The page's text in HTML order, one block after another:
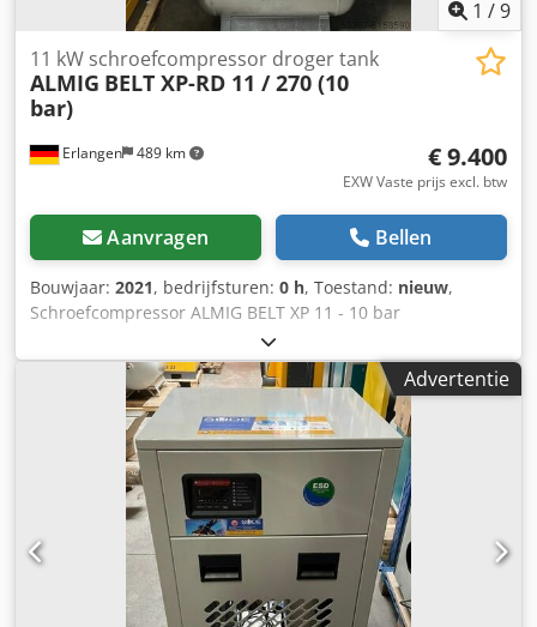
1 /9
Erlangen 489 km
11 kW schroefcompressor droger tank
ALMIG BELT XP-RD 11 / 270 (10
bar)
€ 9.400
EXW Vaste prijs excl. btw
Aanvragen Bellen
Bouwjaar: 2021, bedrijfsturen: 0 h, Toestand: nieuw,
Schroefcompressor ALMIG BELT XP 11 - 10 bar
(luchtgekoeld) inclusief droger Dksdpfxog N Ti Ts Anzjr
inclusief Ecodrain inclusief 2 Filters inclusief 270 liter
gegalvaniseerde tank Jaar 2021 / ONMIDDELLIJK
BESCHIKBAAR! Technische specificaties Type: RIEM 11 XP
270 RD Bedrijfsdruk: 10 bar (ue) Leveringshoeveelheid,
volgens ISO 1217 bijlage C: 1,49 m³ / min
Beschermingsgraad / isolatieklasse aandrijfmotor: IP 55 /
ISO F Nominaal vermogen aandrijfmotor: 11 kW
Bedrijfsspanning / frequentie: 400/50 V / Hz
Geluidsdrukniveau (DIN 45635 T.13): 67 dB (A) Lengte: 1320
mm Breedte: 695 mm Hoogte: 1898 mm Gewicht: 458 kg
Aansluiting perslucht: G 3/4 "
Advertentie